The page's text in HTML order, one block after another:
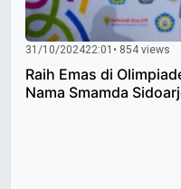
31/10/202422:01 • 854 views
Raih Emas di
Nama Smamda